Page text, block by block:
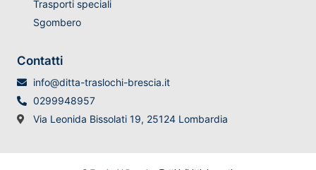
Trasporti speciali
Sgombero
Contatti
info@ditta-traslochi-brescia.it
0299948957
Via Leonida Bissolati 19, 25124 Lombardia